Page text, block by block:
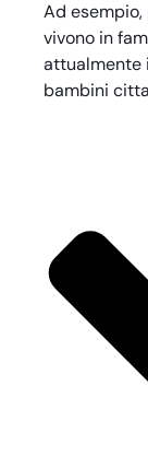
Ad
vivono in
attualmente
bambini